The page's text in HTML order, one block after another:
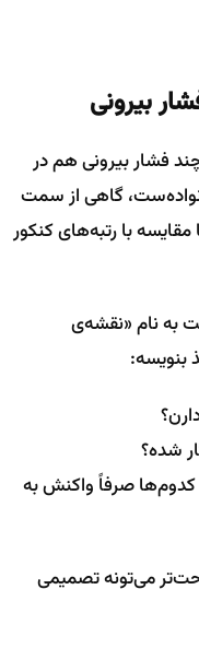
بیرونی
فشار بیرونی هم در
گاهی از سمت
با رتبه‌های کنکور
به نام «نقشه‌ی
بنویسه:
شده؟
صرفاً واکنش به
می‌تونه تصمیمی